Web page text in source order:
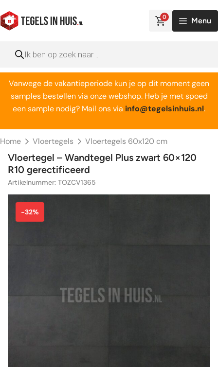
naar
de
0 Menu
zoeken
Vanwege de vakantieperiode kun je op dit moment geen
samples bestellen via onze webshop. Heb je met spoed
een sample nodig? Mail ons via info@tegelsinhuis.nl.
Home Vloertegels Vloertegels 60x120 cm
Vloertegel – Wandtegel Plus zwart 60×120
R10 gerectificeerd
Artikelnummer: TOZCV1365
-32%